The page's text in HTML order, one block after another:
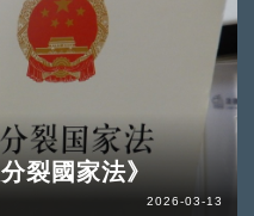
裂國家法》
2026-03-13